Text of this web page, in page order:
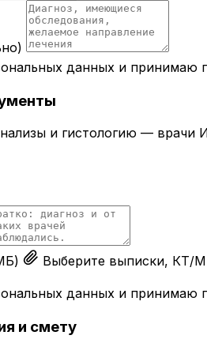
данных и принимаю
и гистологию — врачи
Выберите выписки, КТ/
данных и принимаю
и смету